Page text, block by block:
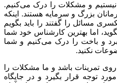
نیستیم و مشکلات را درک می‌کنیم.
بزرگ و سرمایه هستند. اینکه
مسائل را گفتند را باید بگویم
اما بهترین کارشناس خود شما
و باخت را درک می‌کنیم و شما
نکنید.
تمرینات باشد و ما مشکلات را
توجه قرار بگیرد و در جایگاه